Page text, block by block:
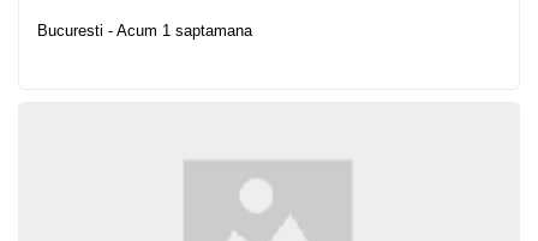
Bucuresti - Acum 1 saptamana